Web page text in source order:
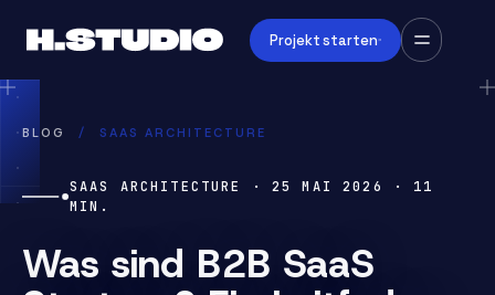
Projekt starten
BLOG / SAAS ARCHITECTURE
SAAS ARCHITECTURE · 25 MAI 2026 · 11
MIN.
Was sind B2B SaaS